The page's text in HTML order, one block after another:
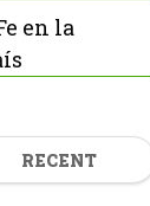
en la
RECENT